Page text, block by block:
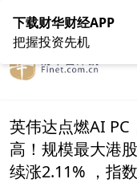
在线客服 关于我们
英伟达点燃AI
高！规模最大港
续涨2.11% ，指
下载财华财经APP
把握投资先机